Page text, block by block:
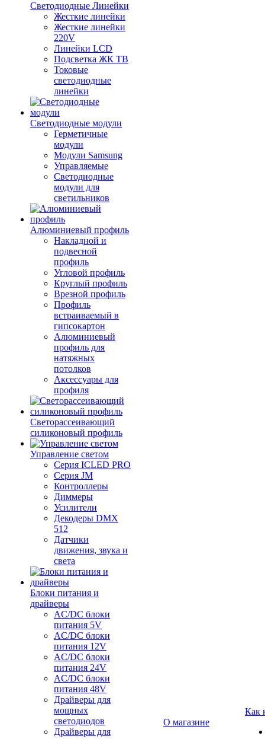
Светодиодные Линейки
Жесткие линейки
Жесткие линейки
220V
Линейки LCD
Подсветка ЖК ТВ
Токовые
светодиодные
линейки
Светодиодные модули
Герметичные
модули
Модули Samsung
Управляемые
Светодиодные
модули для
светильников
Алюминиевый профиль
Накладной и
подвесной
профиль
Угловой профиль
Круглый профиль
Врезной профиль
Профиль
встраиваемый в
гипсокартон
Алюминиевый
профиль для
натяжных
потолков
Аксессуары для
профиля
Светорассеивающий
силиконовый профиль
Управление светом
Серия ICLED PRO
Серия JM
Контроллеры
Диммеры
Усилители
Декодеры DMX
512
Датчики
движения, звука и
света
Блоки питания и
драйверы
AC/DC блоки
питания 5V
AC/DC блоки
питания 12V
AC/DC блоки
питания 24V
AC/DC блоки
питания 48V
Драйверы для
мощных
светодиодов
Драйверы для
О магазине
Как